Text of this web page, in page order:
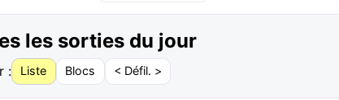
les sorties du jour
: Liste Blocs < Défil. >